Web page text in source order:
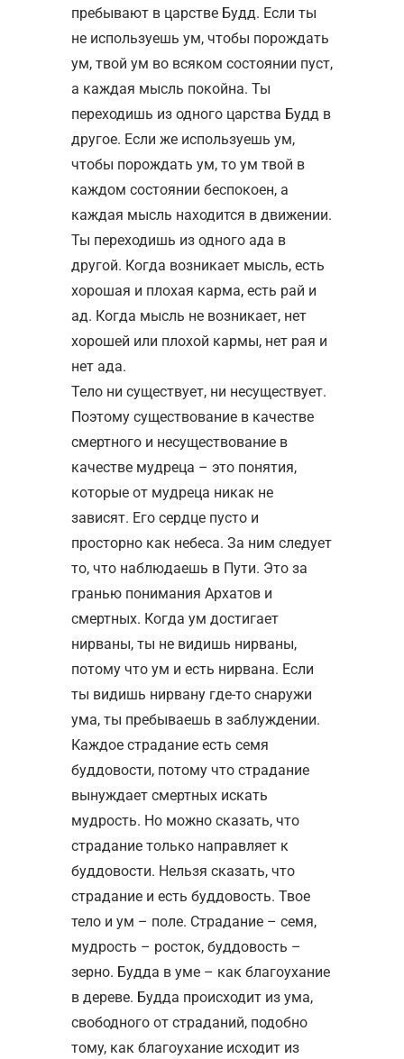
пребывают в царстве Будд. Если ты
не используешь ум, чтобы порождать
ум, твой ум во всяком состоянии пуст,
а каждая мысль покойна. Ты
переходишь из одного царства Будд в
другое. Если же используешь ум,
чтобы порождать ум, то ум твой в
каждом состоянии беспокоен, а
каждая мысль находится в движении.
Ты переходишь из одного ада в
другой. Когда возникает мысль, есть
хорошая и плохая карма, есть рай и
ад. Когда мысль не возникает, нет
хорошей или плохой кармы, нет рая и
нет ада.
Тело ни существует, ни несуществует.
Поэтому существование в качестве
смертного и несуществование в
качестве мудреца – это понятия,
которые от мудреца никак не
зависят. Его сердце пусто и
просторно как небеса. За ним следует
то, что наблюдаешь в Пути. Это за
гранью понимания Архатов и
смертных. Когда ум достигает
нирваны, ты не видишь нирваны,
потому что ум и есть нирвана. Если
ты видишь нирвану где-то снаружи
ума, ты пребываешь в заблуждении.
Каждое страдание есть семя
буддовости, потому что страдание
вынуждает смертных искать
мудрость. Но можно сказать, что
страдание только направляет к
буддовости. Нельзя сказать, что
страдание и есть буддовость. Твое
тело и ум – поле. Страдание – семя,
мудрость – росток, буддовость –
зерно. Будда в уме – как благоухание
в дереве. Будда происходит из ума,
свободного от страданий, подобно
тому, как благоухание исходит из